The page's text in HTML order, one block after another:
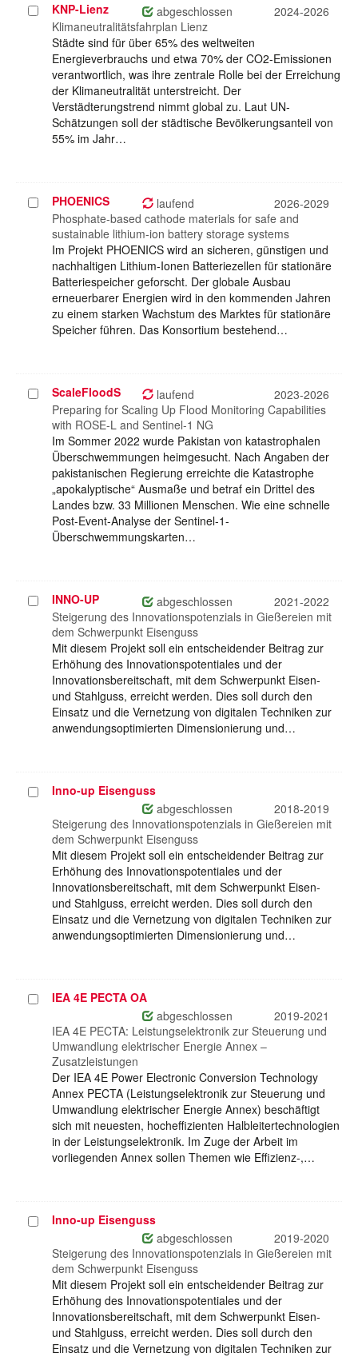
Projekt
auswählen
KNP-Lienz abgeschlossen
2024-2026
Klimaneutralitätsfahrplan Lienz
Städte sind für über 65% des weltweiten
Energieverbrauchs und etwa 70% der CO2-Emissionen
verantwortlich, was ihre zentrale Rolle bei der Erreichung
der Klimaneutralität unterstreicht. Der
Verstädterungstrend nimmt global zu. Laut UN-
Schätzungen soll der städtische Bevölkerungsanteil von
55% im Jahr…
Projekt
auswählen
PHOENICS laufend
2026-2029
Phosphate-based cathode materials for safe and
sustainable lithium-ion battery storage systems
Im Projekt PHOENICS wird an sicheren, günstigen und
nachhaltigen Lithium-Ionen Batteriezellen für stationäre
Batteriespeicher geforscht. Der globale Ausbau
erneuerbarer Energien wird in den kommenden Jahren
zu einem starken Wachstum des Marktes für stationäre
Speicher führen. Das Konsortium bestehend…
Projekt
auswählen
ScaleFloodS laufend
2023-2026
Preparing for Scaling Up Flood Monitoring Capabilities
with ROSE-L and Sentinel-1 NG
Im Sommer 2022 wurde Pakistan von katastrophalen
Überschwemmungen heimgesucht. Nach Angaben der
pakistanischen Regierung erreichte die Katastrophe
„apokalyptische“ Ausmaße und betraf ein Drittel des
Landes bzw. 33 Millionen Menschen. Wie eine schnelle
Post-Event-Analyse der Sentinel-1-
Überschwemmungskarten…
Projekt
auswählen
INNO-UP abgeschlossen
2021-2022
Steigerung des Innovationspotenzials in Gießereien mit
dem Schwerpunkt Eisenguss
Mit diesem Projekt soll ein entscheidender Beitrag zur
Erhöhung des Innovationspotentiales und der
Innovationsbereitschaft, mit dem Schwerpunkt Eisen-
und Stahlguss, erreicht werden. Dies soll durch den
Einsatz und die Vernetzung von digitalen Techniken zur
anwendungsoptimierten Dimensionierung und…
ProjektInno-up Eisenguss
abgeschlossen
2018-2019
Steigerung des Innovationspotenzials in Gießereien mit
dem Schwerpunkt Eisenguss
Mit diesem Projekt soll ein entscheidender Beitrag zur
Erhöhung des Innovationspotentiales und der
Innovationsbereitschaft, mit dem Schwerpunkt Eisen-
und Stahlguss, erreicht werden. Dies soll durch den
Einsatz und die Vernetzung von digitalen Techniken zur
anwendungsoptimierten Dimensionierung und…
ProjektIEA 4E PECTA OA
abgeschlossen
2019-2021
IEA 4E PECTA: Leistungselektronik zur Steuerung und
Umwandlung elektrischer Energie Annex –
Zusatzleistungen
Der IEA 4E Power Electronic Conversion Technology
Annex PECTA (Leistungselektronik zur Steuerung und
Umwandlung elektrischer Energie Annex) beschäftigt
sich mit neuesten, hocheffizienten Halbleitertechnologien
in der Leistungselektronik. Im Zuge der Arbeit im
vorliegenden Annex sollen Themen wie Effizienz-,…
ProjektInno-up Eisenguss
abgeschlossen
2019-2020
Steigerung des Innovationspotenzials in Gießereien mit
dem Schwerpunkt Eisenguss
Mit diesem Projekt soll ein entscheidender Beitrag zur
Erhöhung des Innovationspotentiales und der
Innovationsbereitschaft, mit dem Schwerpunkt Eisen-
und Stahlguss, erreicht werden. Dies soll durch den
Einsatz und die Vernetzung von digitalen Techniken zur